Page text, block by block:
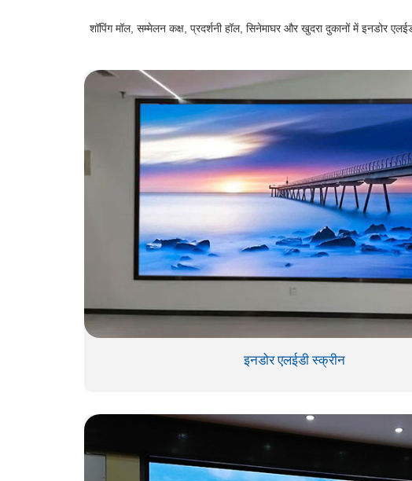
शॉपिंग मॉल, सम्मेलन कक्ष, प्रदर्शनी हॉल, सिनेमाघर और खुदरा दुकानों में इनडोर
इनडोर एलईडी स्क्रीन